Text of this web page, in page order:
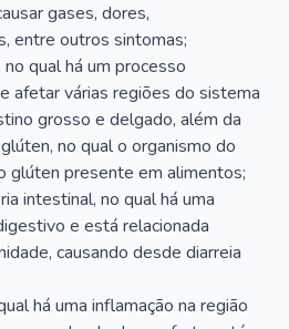
gases, dores,
entre outros sintomas;
qual há um processo
afetar várias regiões do sistema
grosso e delgado, além da
no qual o organismo do
glúten presente em alimentos;
intestinal, no qual há uma
e está relacionada
causando desde diarreia
há uma inflamação na região